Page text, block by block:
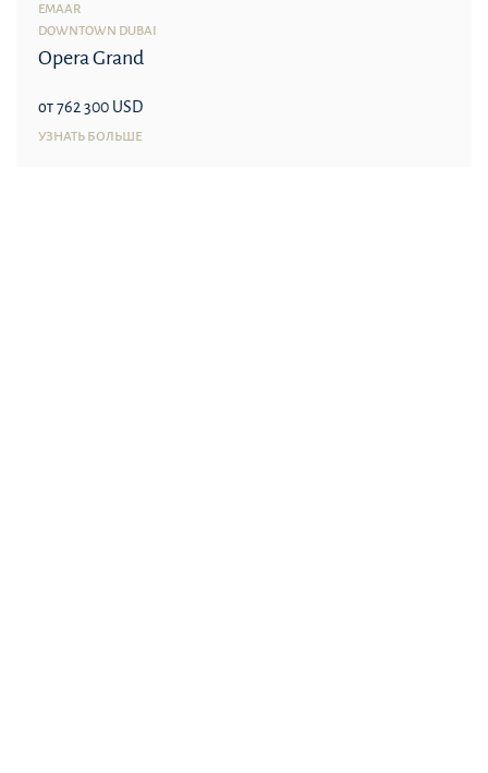
EMAAR
DOWNTOWN DUBAI
Opera Grand
от 762 300 USD
УЗНАТЬ БОЛЬШЕ